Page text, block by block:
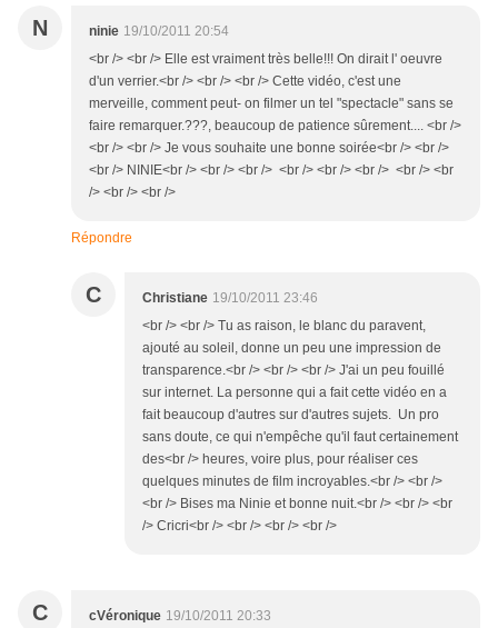
N ninie 19/10/2011 20:54
<br /> <br /> Elle est vraiment très belle!!! On dirait l' oeuvre
d'un verrier.<br /> <br /> <br /> Cette vidéo, c'est une
merveille, comment peut- on filmer un tel "spectacle" sans se
faire remarquer.???, beaucoup de patience sûrement.... <br />
<br /> <br /> Je vous souhaite une bonne soirée<br /> <br />
<br /> NINIE<br /> <br /> <br /> <br /> <br /> <br /> <br /> <br
/> <br /> <br />
Répondre
C Christiane 19/10/2011 23:46
<br /> <br /> Tu as raison, le blanc du paravent,
ajouté au soleil, donne un peu une impression de
transparence.<br /> <br /> <br /> J'ai un peu fouillé
sur internet. La personne qui a fait cette vidéo en a
fait beaucoup d'autres sur d'autres sujets. Un pro
sans doute, ce qui n'empêche qu'il faut certainement
des<br /> heures, voire plus, pour réaliser ces
quelques minutes de film incroyables.<br /> <br />
<br /> Bises ma Ninie et bonne nuit.<br /> <br /> <br
/> Cricri<br /> <br /> <br /> <br />
C cVéronique 19/10/2011 20:33